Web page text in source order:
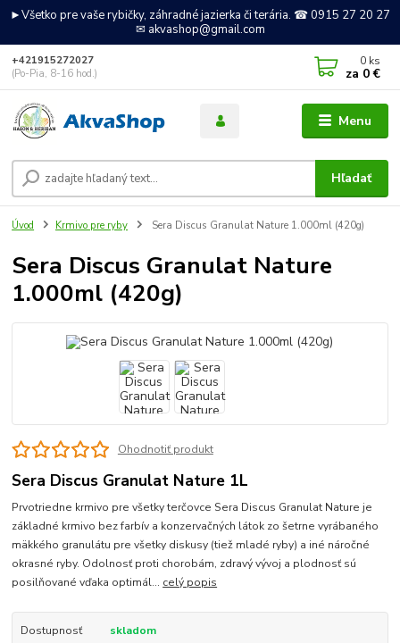
►Všetko pre vaše rybičky, záhradné jazierka či terária. ☎ 0915 27 20 27
✉ akvashop@gmail.com
Menu
Hľadať
+421915272027
(Po-Pia, 8-16 hod.)
0 ks
za 0 €
Úvod Krmivo pre ryby Sera Discus Granulat Nature 1.000ml (420g)
Sera Discus Granulat Nature
1.000ml (420g)
Ohodnotiť produkt
Sera Discus Granulat Nature 1L
Prvotriedne krmivo pre všetky terčovce Sera Discus Granulat Nature je
základné krmivo bez farbív a konzervačných látok zo šetrne vyrábaného
mäkkého granulátu pre všetky diskusy (tiež mladé ryby) a iné náročné
okrasné ryby. Odolnosť proti chorobám, zdravý vývoj a plodnosť sú
posilňované vďaka optimál... celý popis
Dostupnosť skladom